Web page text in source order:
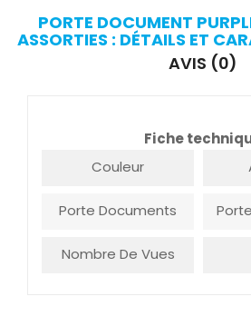
PORTE DOCUMENT
ASSORTIES : DÉTAILS ET
AVIS (0)
Fiche
Couleur
Porte Documents
Nombre De Vues